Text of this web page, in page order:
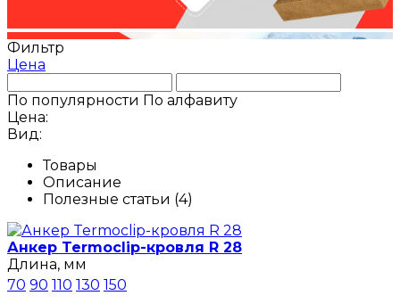
Фильтр
Цена
По популярности По алфавиту
Цена:
Вид:
Товары
Описание
Полезные статьи (4)
Анкер Termoclip-кровля R 28
Длина, мм
70 90 110 130 150